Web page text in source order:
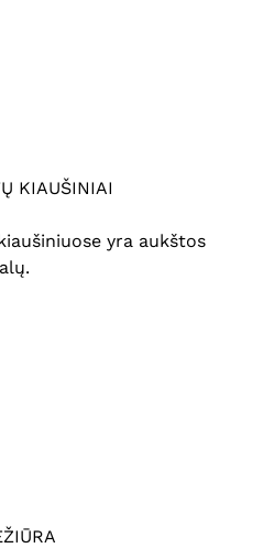
nėra produktų.
KIAUŠINIAI
yra aukštos